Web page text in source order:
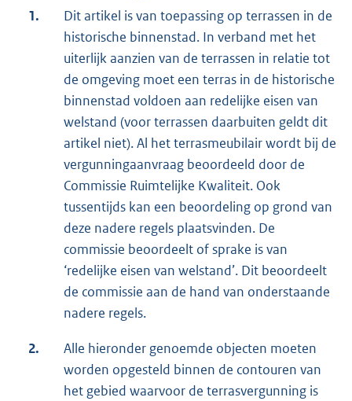
1.
Dit artikel is van toepassing op terrassen in de
historische binnenstad. In verband met het
uiterlijk aanzien van de terrassen in relatie tot
de omgeving moet een terras in de historische
binnenstad voldoen aan redelijke eisen van
welstand (voor terrassen daarbuiten geldt dit
artikel niet). Al het terrasmeubilair wordt bij de
vergunningaanvraag beoordeeld door de
Commissie Ruimtelijke Kwaliteit. Ook
tussentijds kan een beoordeling op grond van
deze nadere regels plaatsvinden. De
commissie beoordeelt of sprake is van
‘redelijke eisen van welstand’. Dit beoordeelt
de commissie aan de hand van onderstaande
nadere regels.
2.
Alle hieronder genoemde objecten moeten
worden opgesteld binnen de contouren van
het gebied waarvoor de terrasvergunning is